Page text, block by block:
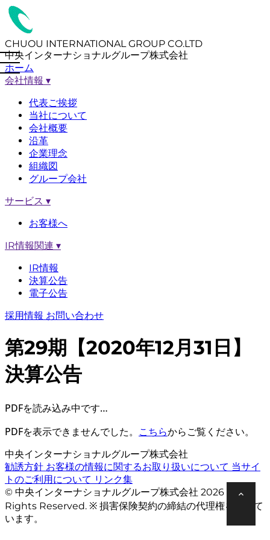
CHUOU INTERNATIONAL GROUP CO.LTD
中央インターナショナルグループ株式会社
ホーム
会社情報 ▾
代表ご挨拶
当社について
会社概要
沿革
企業理念
組織図
グループ会社
サービス ▾
お客様へ
IR情報関連 ▾
IR情報
決算公告
電子公告
採用情報 お問い合わせ
第29期【2020年12月31日】
決算公告
PDFを読み込み中です…
PDFを表示できませんでした。 こちらからご覧ください。
中央インターナショナルグループ株式会社
勧誘方針 お客様の情報に関するお取り扱いについて 当サイ
トのご利用について リンク集
© 中央インターナショナルグループ株式会社 2026 All
Rights Reserved. ※ 損害保険契約の締結の代理権を有して
います。